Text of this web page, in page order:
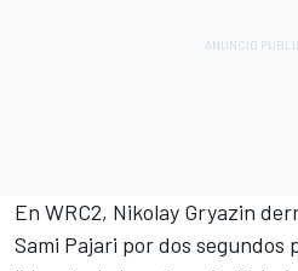
En WRC2, Nikolay Gryazin
Sami Pajari por dos segundos